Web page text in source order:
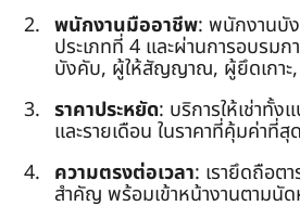
พนักงานมืออาชีพ: พนักงานบั
ประเภทที่ 4 และผ่านการอบรม
บังคับ, ผู้ให้สัญญาณ, ผู้ยึดเกา
ราคาประหยัด: บริการให้เช่าทั้ง
และรายเดือน ในราคาที่คุ้มค่าที่สุด
ความตรงต่อเวลา: เรายึดถือต
สำคัญ พร้อมเข้าหน้างานตามนั